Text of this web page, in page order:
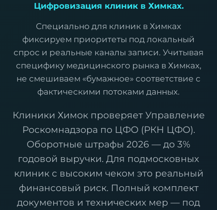
Цифровизация клиник в Химках.
Специально для клиник в Химках
фиксируем приоритеты под локальный
спрос и реальные каналы записи. Учитывая
специфику медицинского рынка в Химках,
не смешиваем «бумажное» соответствие с
фактическими потоками данных.
Клиники Химок проверяет Управление
Роскомнадзора по ЦФО (РКН ЦФО).
Оборотные штрафы 2026 — до 3%
годовой выручки. Для подмосковных
клиник с высоким чеком это реальный
финансовый риск. Полный комплект
документов и технических мер — под